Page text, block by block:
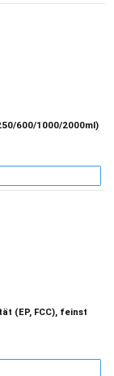
600/1000/2000ml)
(EP, FCC), feinst